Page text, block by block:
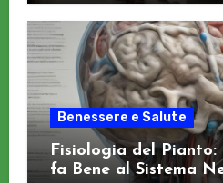
Benessere e Salute
Fisiologia del Pianto:
fa Bene al Sistema